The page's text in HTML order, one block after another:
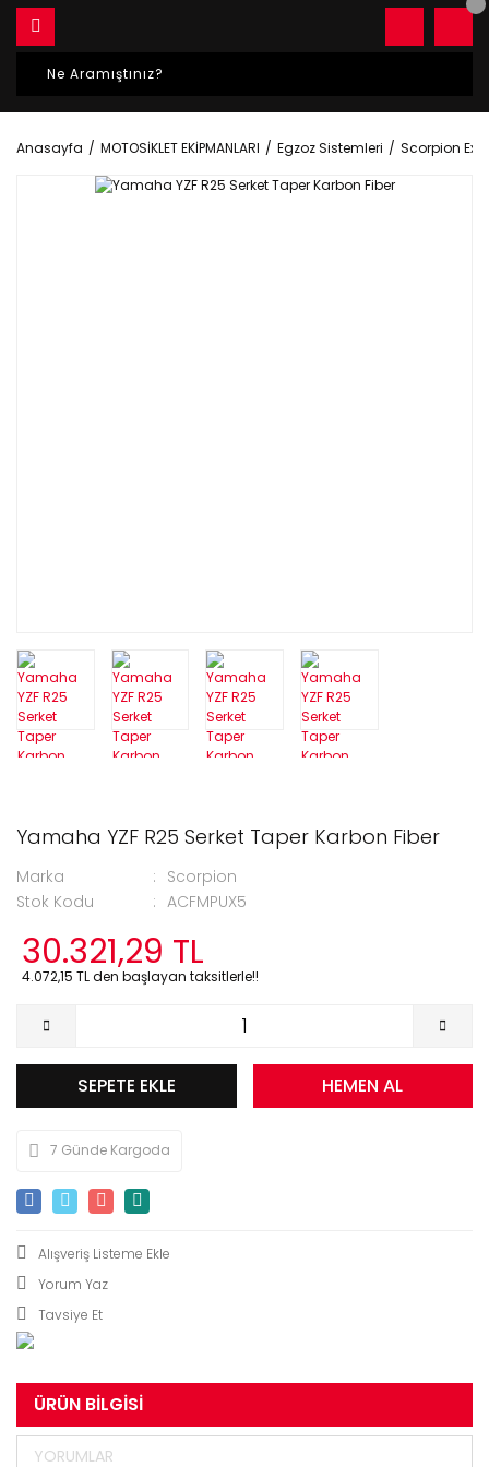
Anasayfa MOTOSİKLET EKİPMANLARI Egzoz Sistemleri Scorpion
Yamaha YZF R25 Serket Taper Karbon Fiber
Marka
Scorpion
Stok Kodu
ACFMPUX5
30.321,29 TL
4.072,15 TL den başlayan taksitlerle!!
SEPETE EKLE HEMEN AL
7 Günde Kargoda
Yorum Yaz
Tavsiye Et
ÜRÜN BILGISI
YORUMLAR